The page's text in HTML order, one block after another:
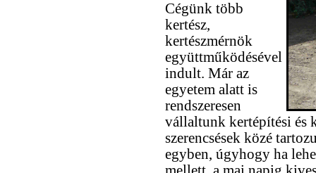
Cégünk több
kertész,
kertészmérnök
együttműködésével
indult. Már az
egyetem alatt is
rendszeresen
vállaltunk kertépítési és
szerencsések közé
egyben, úgyhogy ha